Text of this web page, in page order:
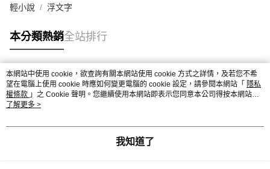
輕小說 浮文字
本分類熱銷全站排行
熱門標籤
本網站中使用 cookie，欲查詢有關本網站使用 cookie 方式之詳情，及若您不希
望在電腦上使用 cookie 時應如何變更電腦的 cookie 設定，請參閱本網站「 隱私
權條款 」之 Cookie 聲明。您繼續使用本網站即表示您同意本公司得按本網站使
用條款之 Cookie 聲明使用 cookie。
了解更多 >
我知道了